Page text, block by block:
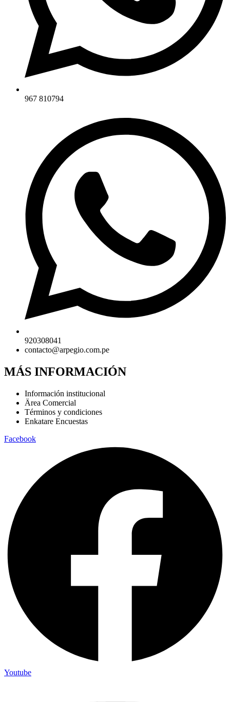
967 810794
920308041
contacto@arpegio.com.pe
MÁS INFORMACIÓN
Información institucional
Ärea Comercial
Términos y condiciones
Enkatare Encuestas
Facebook
Youtube